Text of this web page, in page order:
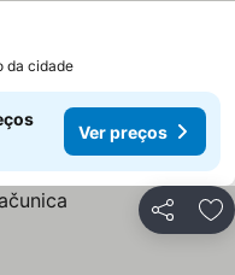
da cidade
Ver preços
Partilhar